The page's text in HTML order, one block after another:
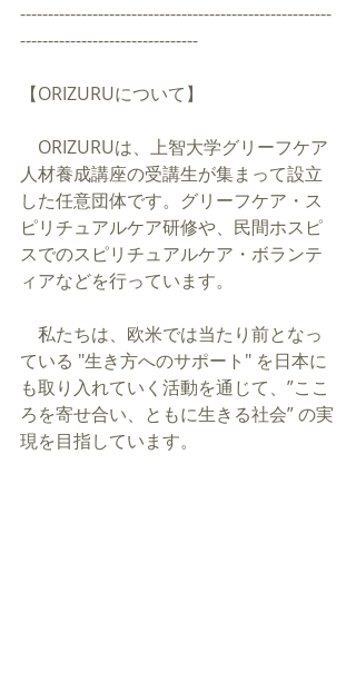
--------------------------------------------------------
--------------------------------
【ORIZURUについて】
ORIZURUは、上智大学グリーフケア
人材養成講座の受講生が集まって設立
した任意団体です。グリーフケア・ス
ピリチュアルケア研修や、民間ホスピ
スでのスピリチュアルケア・ボランテ
ィアなどを行っています。
私たちは、欧米では当たり前となっ
ている "生き方へのサポート" を日本に
も取り入れていく活動を通じて、”ここ
ろを寄せ合い、ともに生きる社会” の実
現を目指しています。